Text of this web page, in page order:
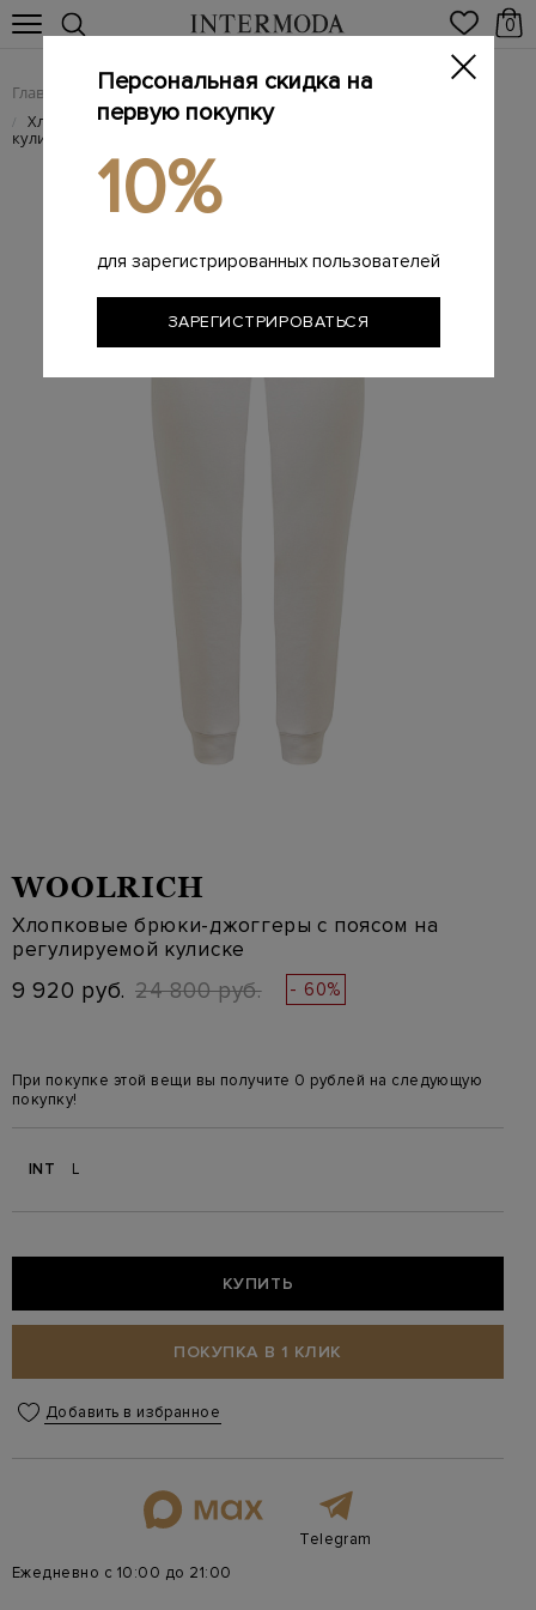
0
Главная Женщинам / Женская одежда / Женские брюки
/ Хлопковые брюки-джоггеры с поясом на регулируемой
кулиске
WOOLRICH
Хлопковые брюки-джоггеры с поясом на
регулируемой кулиске
9 920 руб. 24 800 руб. - 60%
При покупке этой вещи вы получите 0 рублей на следующую
покупку!
INT L
КУПИТЬ
ПОКУПКА В 1 КЛИК
Добавить в избранное
Telegram
Ежедневно с 10:00 до 21:00
Персональная скидка на
первую покупку
10%
для зарегистрированных пользователей
ЗАРЕГИСТРИРОВАТЬСЯ